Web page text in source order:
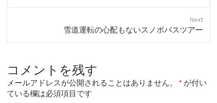
o
p
o
s
Next
p
t
雪道運転の心配もないスノボバスツアー
コメントを残す
メールアドレスが公開されることはありません。 * が付い
ている欄は必須項目です